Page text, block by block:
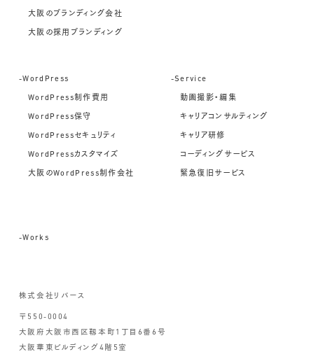
大阪のブランディング会社
大阪の採用ブランディング
-WordPress
WordPress制作費用
WordPress保守
WordPressセキュリティ
WordPressカスタマイズ
大阪のWordPress制作会社
-Service
動画撮影・編集
キャリアコンサルティング
キャリア研修
コーディングサービス
緊急復旧サービス
-Works
株式会社リバース
〒550-0004
大阪府大阪市西区靱本町1丁目6番6号
大阪華東ビルディング4階5室